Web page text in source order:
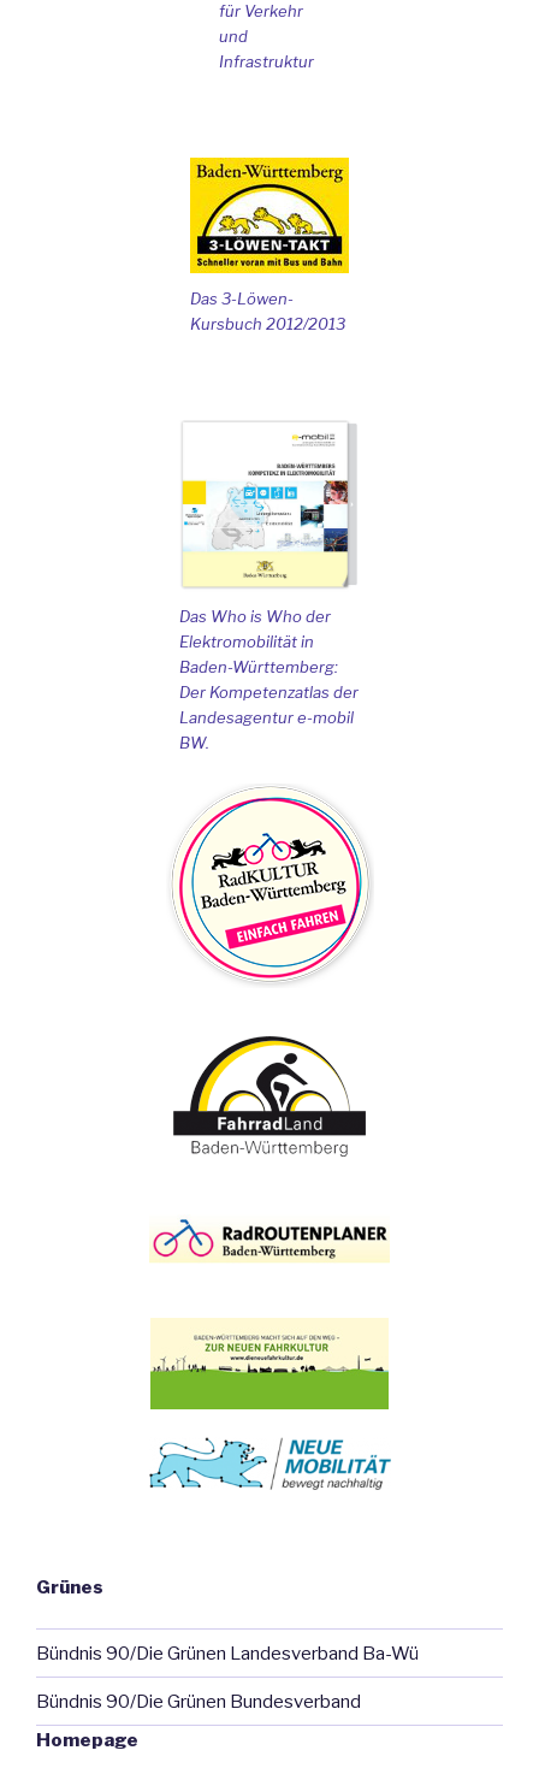
für Verkehr
und
Infrastruktur
Das 3-Löwen-
Kursbuch 2012/2013
Das Who is Who der
Elektromobilität in
Baden-Württemberg:
Der Kompetenzatlas der
Landesagentur e-mobil
BW.
Grünes
Bündnis 90/Die Grünen Landesverband Ba-Wü
Bündnis 90/Die Grünen Bundesverband
Homepage